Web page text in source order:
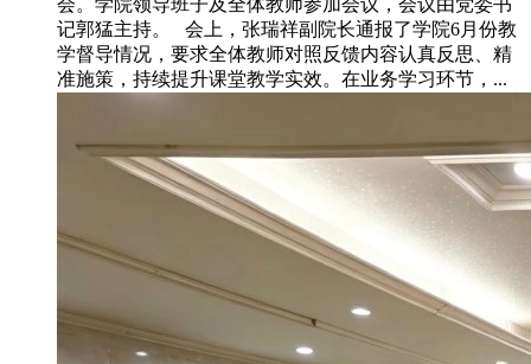
记郭猛主持。 会上，张瑞祥副院长通报了学院6月份教
学督导情况，要求全体教师对照反馈内容认真反思、精
准施策，持续提升课堂教学实效。在业务学习环节，...